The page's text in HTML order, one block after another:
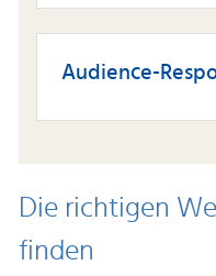
Audience-
Die richtigen
finden